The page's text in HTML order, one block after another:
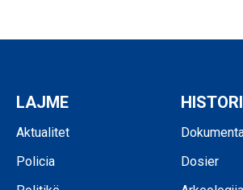
LAJME
Aktualitet
Policia
HISTORI
Dosier